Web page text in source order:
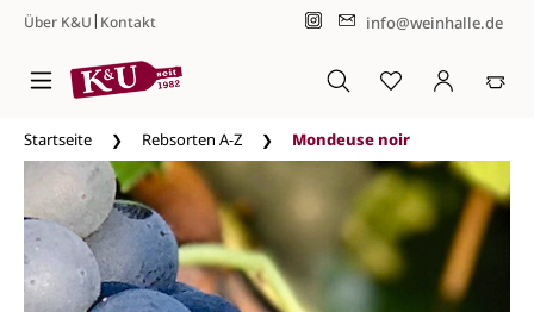
Zum Hauptinhalt springen
Über K&U| Kontakt info@weinhalle.de
Startseite Rebsorten A-Z Mondeuse noir